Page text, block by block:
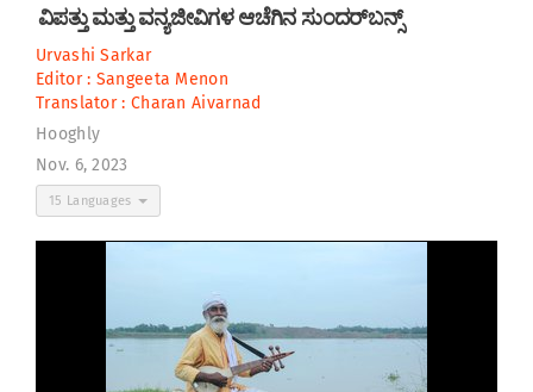
ವಿಪತ್ತು ಮತ್ತು ವನ್ಯಜೀವಿಗಳ ಆಚೆಗಿನ ಸುಂದರ್‌ಬನ್ಸ್‌
Urvashi Sarkar
Editor : Sangeeta Menon
Translator : Charan Aivarnad
Hooghly
Nov. 6, 2023
15 Languages